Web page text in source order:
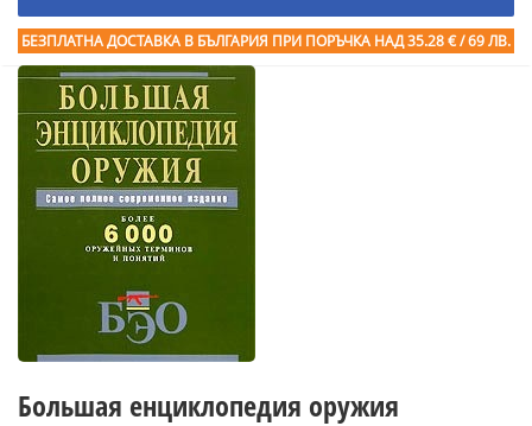
БЕЗПЛАТНА ДОСТАВКА В БЪЛГАРИЯ ПРИ ПОРЪЧКА НАД 35.28 € / 69 ЛВ.
Большая енциклопедия оружия